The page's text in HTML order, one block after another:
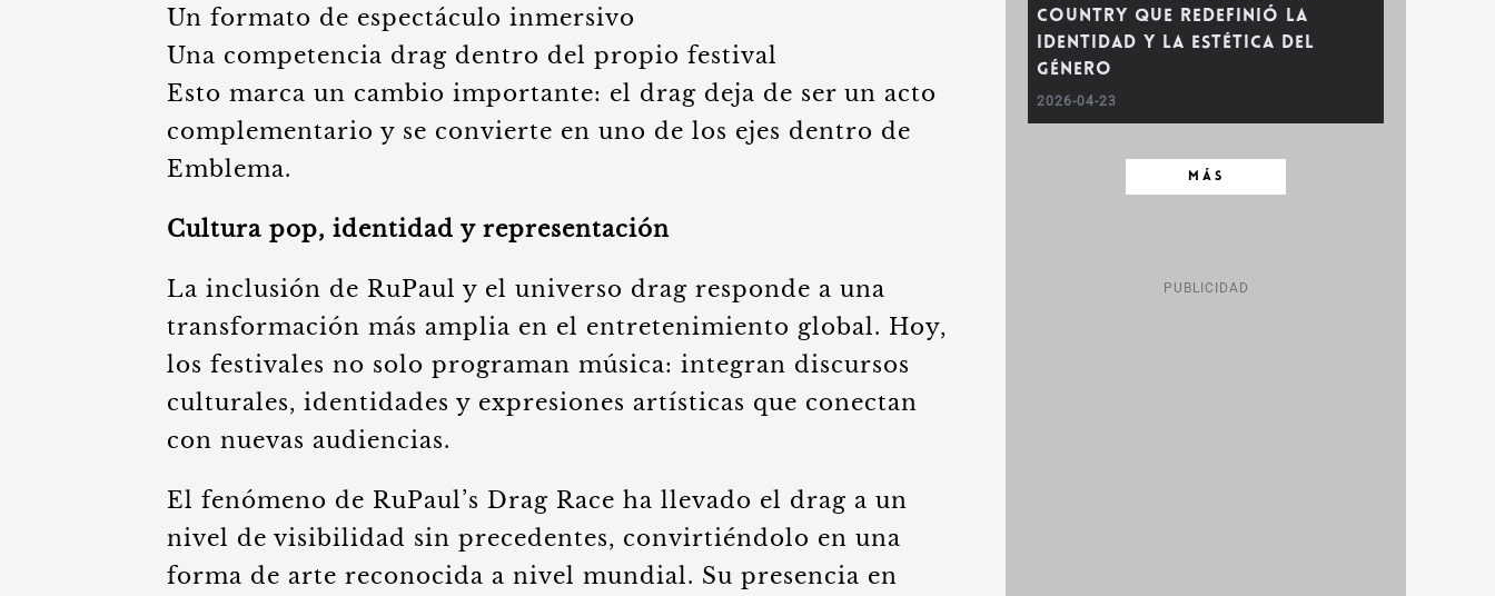
Un formato de espectáculo inmersivo
Una competencia drag dentro del propio festival
Esto marca un cambio importante: el drag deja de ser un acto
complementario y se convierte en uno de los ejes dentro de
Emblema.
Cultura pop, identidad y representación
La inclusión de RuPaul y el universo drag responde a una
transformación más amplia en el entretenimiento global. Hoy,
los festivales no solo programan música: integran discursos
culturales, identidades y expresiones artísticas que conectan
con nuevas audiencias.
El fenómeno de RuPaul’s Drag Race ha llevado el drag a un
nivel de visibilidad sin precedentes, convirtiéndolo en una
forma de arte reconocida a nivel mundial. Su presencia en
country que redefinió la
identidad y la estética del
género
2026-04-23
MÁS
PUBLICIDAD